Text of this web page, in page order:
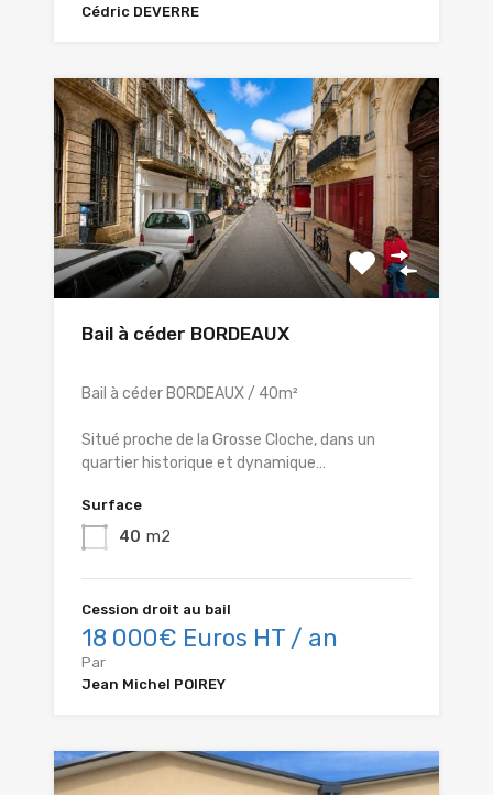
Cédric DEVERRE
Bail à céder BORDEAUX
Bail à céder BORDEAUX / 40m²
Situé proche de la Grosse Cloche, dans un
quartier historique et dynamique…
Surface
40 m2
Cession droit au bail
18 000€ Euros HT / an
Par
Jean Michel POIREY